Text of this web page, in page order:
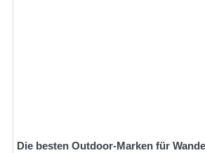
Die besten Outdoor-Marken für